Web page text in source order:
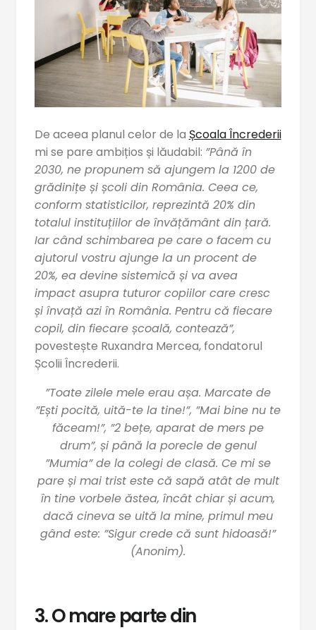
De aceea planul celor de la Școala Încrederii
mi se pare ambițios și lăudabil: ”Până în
2030, ne propunem să ajungem la 1200 de
grădinițe și școli din România. Ceea ce,
conform statisticilor, reprezintă 20% din
totalul instituțiilor de învățământ din țară.
Iar când schimbarea pe care o facem cu
ajutorul vostru ajunge la un procent de
20%, ea devine sistemică și va avea
impact asupra tuturor copiilor care cresc
și învață azi în România. Pentru că fiecare
copil, din fiecare școală, contează”,
povestește Ruxandra Mercea, fondatorul
Școlii Încrederii.
”Toate zilele mele erau așa. Marcate de
”Ești pocită, uită-te la tine!”, ”Mai bine nu te
făceam!”, ”2 bețe, aparat de mers pe
drum”, și până la porecle de genul
”Mumia” de la colegi de clasă. Ce mi se
pare și mai trist este că sapă atât de mult
în tine vorbele ăstea, încât chiar și acum,
dacă cineva se uită la mine, primul meu
gând este: ”Sigur crede că sunt hidoasă!”
(Anonim).
3. O mare parte din